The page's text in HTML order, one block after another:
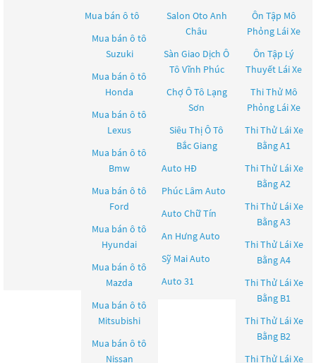
Mua bán ô tô
Mua bán ô tô
Suzuki
Mua bán ô tô
Honda
Mua bán ô tô
Lexus
Mua bán ô tô
Bmw
Mua bán ô tô
Ford
Mua bán ô tô
Hyundai
Mua bán ô tô
Mazda
Mua bán ô tô
Mitsubishi
Mua bán ô tô
Nissan
Salon Oto Anh
Châu
Sàn Giao Dịch Ô
Tô Vĩnh Phúc
Chợ Ô Tô Lạng
Sơn
Siêu Thị Ô Tô
Bắc Giang
Auto HĐ
Phúc Lâm Auto
Auto Chữ Tín
An Hưng Auto
Sỹ Mai Auto
Auto 31
Ôn Tập Mô
Phỏng Lái Xe
Ôn Tập Lý
Thuyết Lái Xe
Thi Thử Mô
Phỏng Lái Xe
Thi Thử Lái Xe
Bằng A1
Thi Thử Lái Xe
Bằng A2
Thi Thử Lái Xe
Bằng A3
Thi Thử Lái Xe
Bằng A4
Thi Thử Lái Xe
Bằng B1
Thi Thử Lái Xe
Bằng B2
Thi Thử Lái Xe